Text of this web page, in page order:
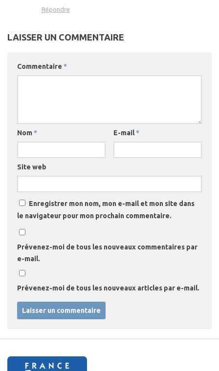
Répondre
LAISSER UN COMMENTAIRE
Commentaire *
Nom * E-mail*
Site web
Enregistrer mon nom, mon e-mail et mon site dans
le navigateur pour mon prochain commentaire.
Prévenez-moi de tous les nouveaux commentaires par
e-mail.
Prévenez-moi de tous les nouveaux articles par e-mail.